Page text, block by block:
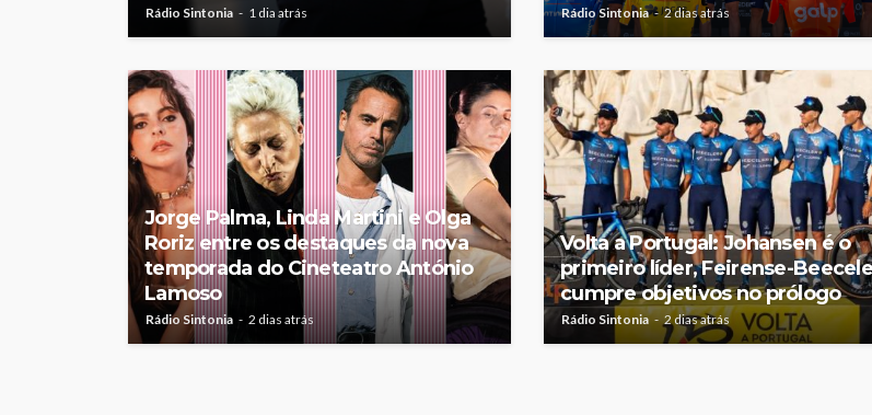
Rádio Sintonia 1 dia atrás Rádio Sintonia 2 dias atrás
Jorge Palma, Linda Martini e Olga
Roriz entre os destaques da nova
temporada do Cineteatro António
Lamoso
Rádio Sintonia 2 dias atrás
Volta a Portugal: Johansen é o
primeiro líder, Feirense-
cumpre objetivos no prólogo
Rádio Sintonia 2 dias atrás